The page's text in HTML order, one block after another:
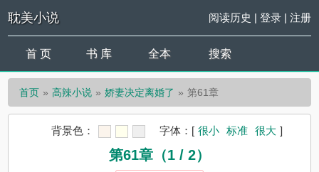
耽美小说 阅读历史 | 登录| 注册
首 页 书 库 全本 搜索
首页 高辣小说 娇妻决定离婚了 第61章
背景色： 字体： [ 很小 标准 很大 ]
第61章（1 / 2）